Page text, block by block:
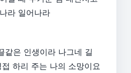
라 일어나라
같은 인생이라 나그네 길
하리 주는 나의 소망이요